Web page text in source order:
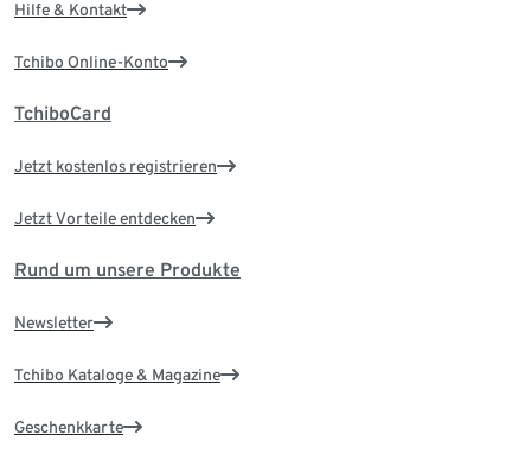
Hilfe & Kontakt
Tchibo Online-Konto
TchiboCard
Jetzt kostenlos registrieren
Jetzt Vorteile entdecken
Rund um unsere Produkte
Newsletter
Tchibo Kataloge & Magazine
Geschenkkarte